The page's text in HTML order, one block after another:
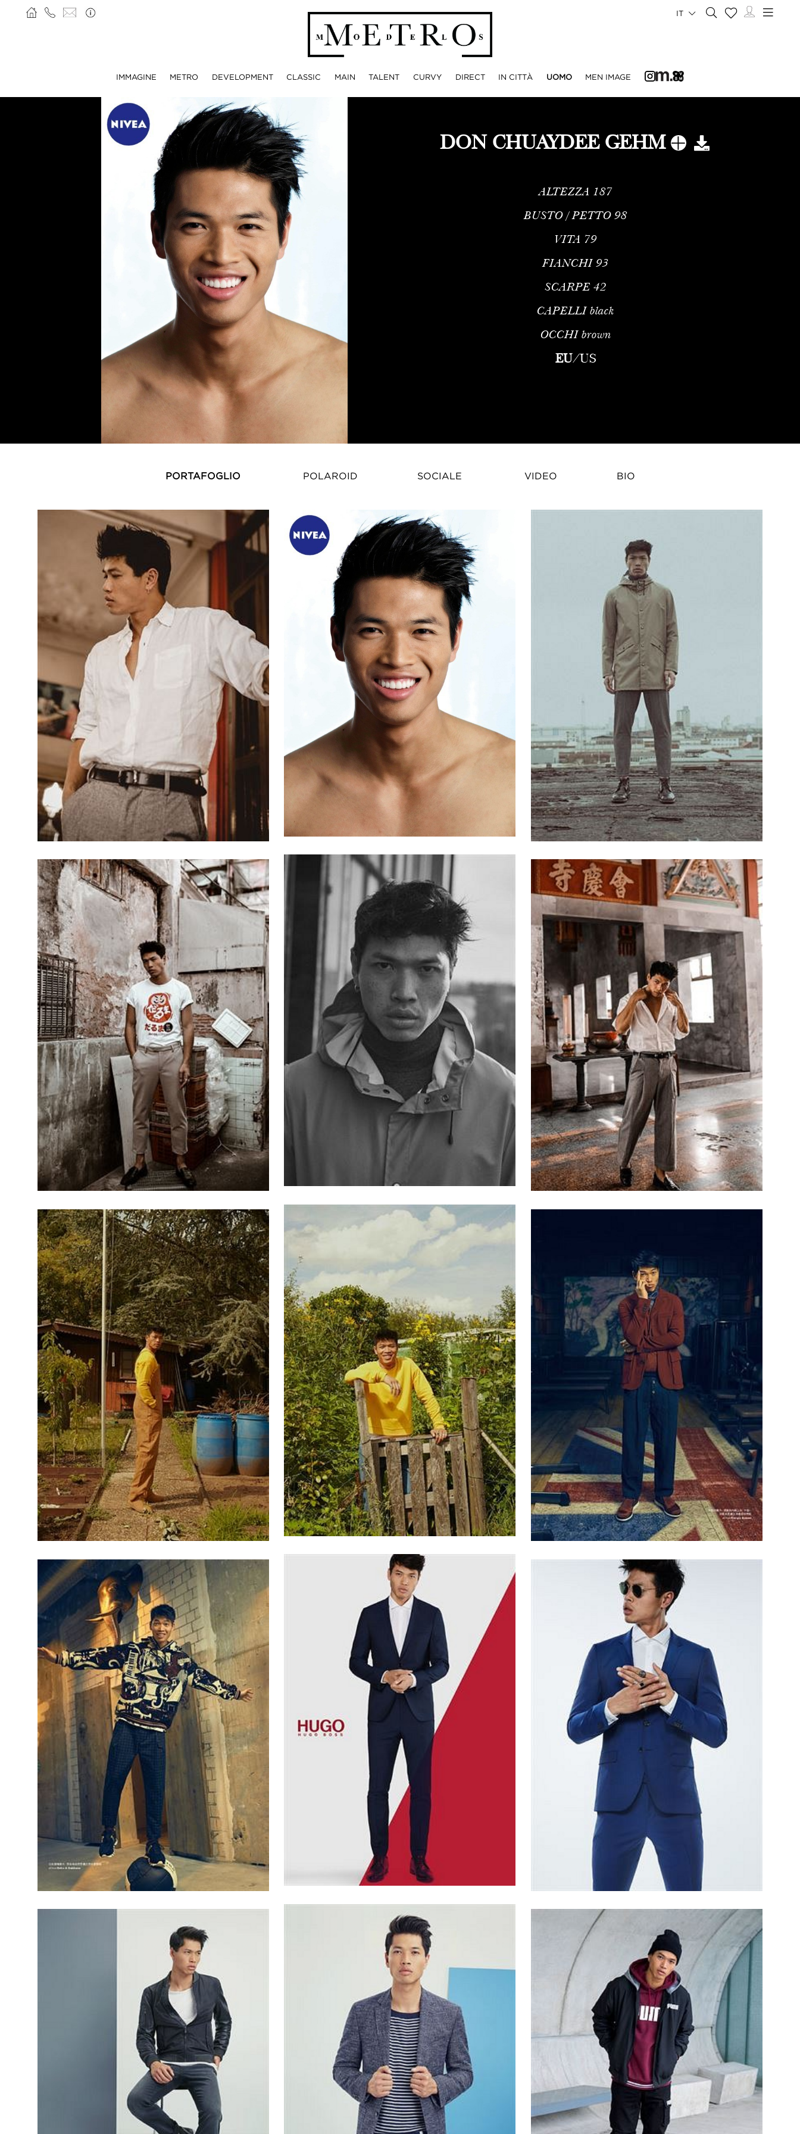
IMMAGINE METRO DEVELOPMENT CLASSIC MAIN TALENT CURVY DIRECT IN CITTÀ UOMO MEN IMAGE
IT
DON CHUAYDEE GEHM
ALTEZZA 187
BUSTO / PETTO 98
VITA 79
FIANCHI 93
SCARPE 42
CAPELLI black
OCCHI brown
EU/US
Don Chuaygee-Gehm è un modello di etnia mista nato a Bangkok, in Thailandia. È un
PORTAFOGLIO POLAROID SOCIALE VIDEO BIO